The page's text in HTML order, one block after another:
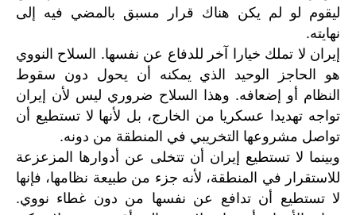
ليقوم لو لم يكن هناك قرار مسبق بالمضي فيه إلى
نهايته.
إيران لا تملك خيارا آخر للدفاع عن نفسها. السلاح النووي
هو الحاجز الوحيد الذي يمكنه أن يحول دون سقوط
النظام أو إضعافه. وهذا السلاح ضروري ليس لأن إيران
تواجه تهديدا عسكريا من الخارج، بل لأنها لا تستطيع أن
تواصل مشروعها التخريبي في المنطقة من دونه.
وبينما لا تستطيع إيران أن تتخلى عن أدوارها المزعزعة
للاستقرار في المنطقة، لأنه جزء من طبيعة نظامها، فإنها
لا تستطيع أن تدافع عن نفسها من دون غطاء نووي.